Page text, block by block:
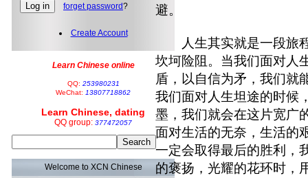
forget password?
Create Account
Learn Chinese online
QQ: 253980231
WeChat: 13807718862
Learn Chinese, dating
QQ group: 377472057
Welcome to XCN Chinese
避。
人生其实就是一段旅程
坎坷险阻。当我们面对人
盾，以自信为矛，我们就
我们面对人生坦途的时候
墨，我们就会在这片宽广
面对生活的无奈，生活的
一定会取得最后的胜利，
的褒扬，光耀的花环时，